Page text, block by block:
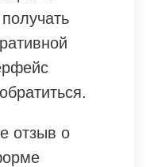
отзыв о